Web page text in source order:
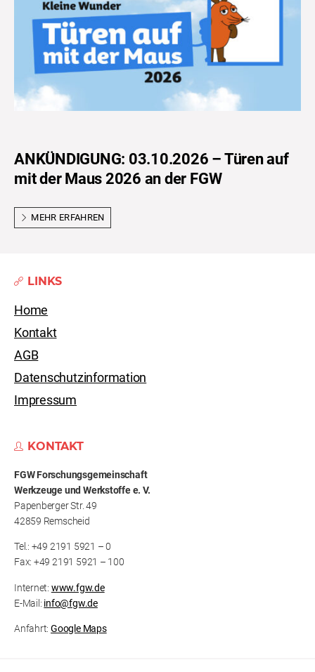
ANKÜNDIGUNG: 03.10.2026 – Türen auf
mit der Maus 2026 an der FGW
MEHR ERFAHREN
LINKS
Home
Kontakt
AGB
Datenschutzinformation
Impressum
KONTAKT
FGW Forschungs­gemeinschaft
Werkzeuge und Werkstoffe e. V.
Papenberger Str. 49
42859 Remscheid
Tel.: +49 2191 5921 – 0
Fax: +49 2191 5921 – 100
Internet: www.fgw.de
E-Mail: info@fgw.de
Anfahrt:Google Maps